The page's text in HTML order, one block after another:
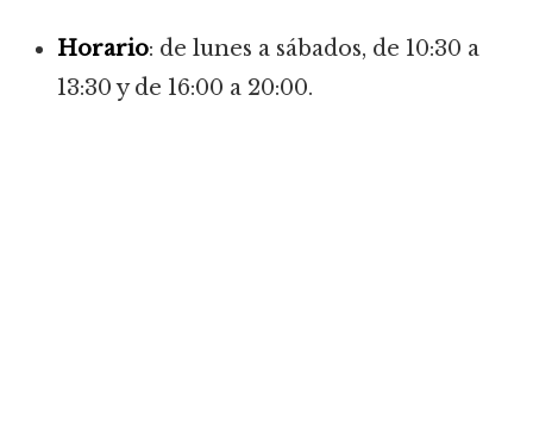
Horario: de lunes a sábados, de 10:30 a
13:30 y de 16:00 a 20:00.